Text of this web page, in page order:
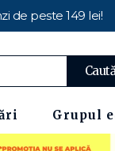
de peste 149 lei!
Caută
Grupul